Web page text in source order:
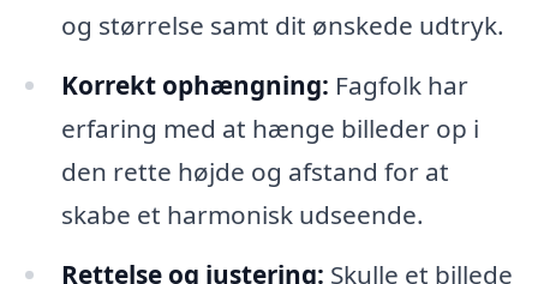
og størrelse samt dit ønskede udtryk.
Korrekt ophængning: Fagfolk har
erfaring med at hænge billeder op i
den rette højde og afstand for at
skabe et harmonisk udseende.
Rettelse og justering: Skulle et billede